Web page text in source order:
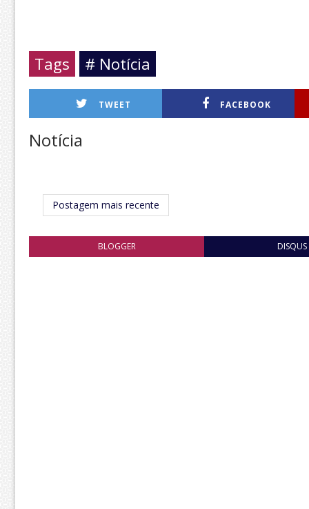
Tags # Notícia
TWEET FACEBOOK
Notícia
Postagem mais recente
BLOGGER DISQUS